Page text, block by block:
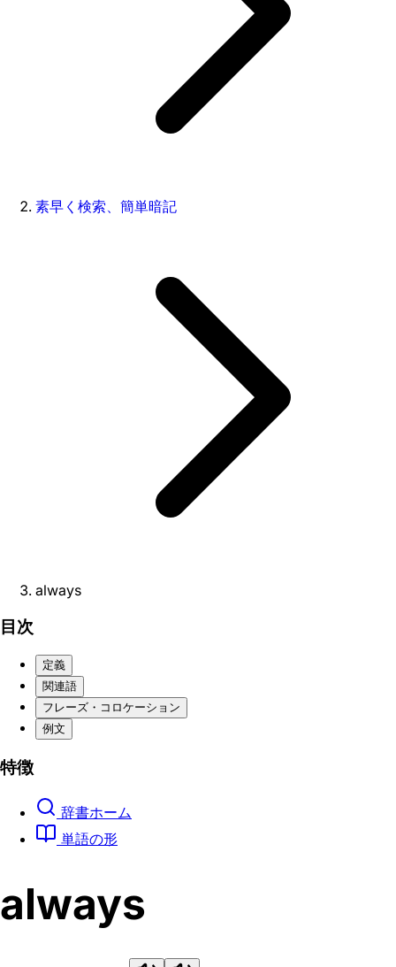
素早く検索、簡単暗記
always
目次
定義
関連語
フレーズ・コロケーション
例文
特徴
辞書ホーム
単語の形
always